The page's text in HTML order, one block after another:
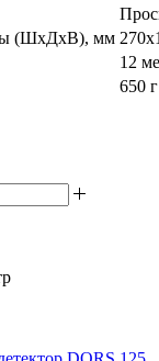
(ШхДхВ), мм
12
650 г